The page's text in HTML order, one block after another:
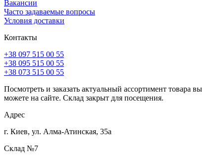
Вакансии
Часто задаваемые вопросы
Условия доставки
Контакты
+38 097 515 00 55
+38 095 515 00 55
+38 073 515 00 55
Посмотреть и заказать актуальный ассортимент товара вы
можете на сайте. Склад закрыт для посещения.
Адрес
г. Киев, ул. Алма-Атинская, 35а
Склад №7